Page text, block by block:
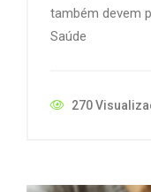
também devem
Saúde
270